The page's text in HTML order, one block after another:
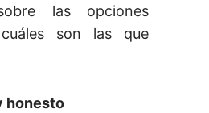
las opciones
son las que
honesto